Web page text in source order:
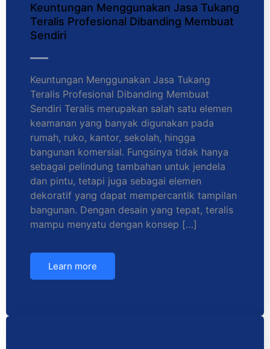
Keuntungan Menggunakan Jasa Tukang
Teralis Profesional Dibanding Membuat
Sendiri
Keuntungan Menggunakan Jasa Tukang
Teralis Profesional Dibanding Membuat
Sendiri Teralis merupakan salah satu elemen
keamanan yang banyak digunakan pada
rumah, ruko, kantor, sekolah, hingga
bangunan komersial. Fungsinya tidak hanya
sebagai pelindung tambahan untuk jendela
dan pintu, tetapi juga sebagai elemen
dekoratif yang dapat mempercantik tampilan
bangunan. Dengan desain yang tepat, teralis
mampu menyatu dengan konsep […]
Learn more